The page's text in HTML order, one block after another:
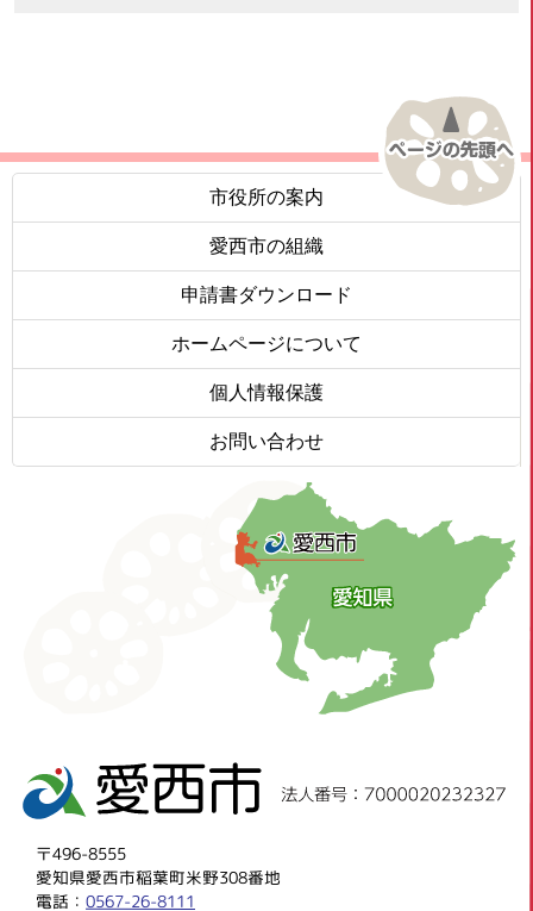
市役所の案内
愛西市の組織
申請書ダウンロード
ホームページについて
個人情報保護
お問い合わせ
〒496-8555
愛知県愛西市稲葉町米野308番地
電話：0567-26-8111